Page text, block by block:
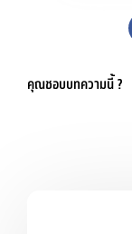
คุณชอบบทความนี้ ?